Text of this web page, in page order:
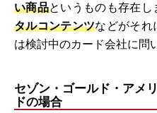
い商品というものも存在し
タルコンテンツなどがそれ
は検討中のカード会社に問
セゾン・ゴールド・アメ
ドの場合